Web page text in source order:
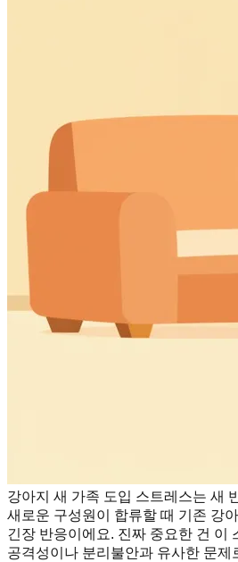
강아지 새 가족 도입 스트레스는 새
새로운 구성원이 합류할 때 기존 강
긴장 반응이에요. 진짜 중요한 건 이
공격성이나 분리불안과 유사한 문제